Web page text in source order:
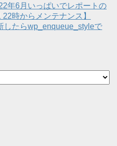
年6月いっぱいでレポートの
時からメンテナンス】
したらwp_enqueue_styleで